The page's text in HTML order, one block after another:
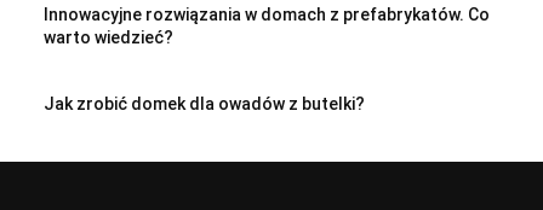
Innowacyjne rozwiązania w domach z prefabrykatów. Co
warto wiedzieć?
Jak zrobić domek dla owadów z butelki?